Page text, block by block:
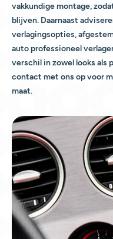
vakkundige montage,
blijven. Daarnaast
verlagingsopties,
auto professioneel
verschil in zowel looks als
contact met ons op voor
maat.